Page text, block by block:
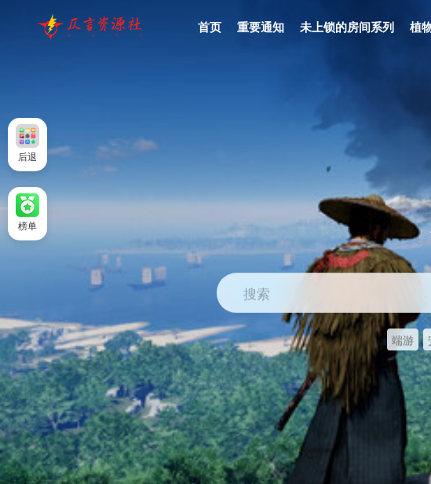
首页 重要通知 未上锁的房间系列 植
搜索
端游
后退
榜单